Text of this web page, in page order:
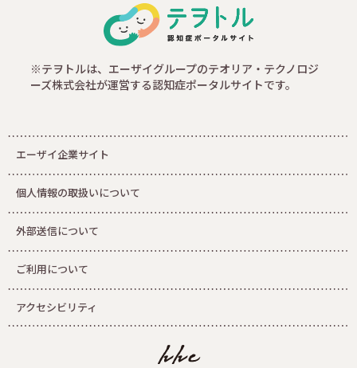
※テヲトルは、エーザイグループのテオリア・テクノロジ
ーズ株式会社が運営する認知症ポータルサイトです。
エーザイ企業サイト
個人情報の取扱いについて
外部送信について
ご利用について
アクセシビリティ